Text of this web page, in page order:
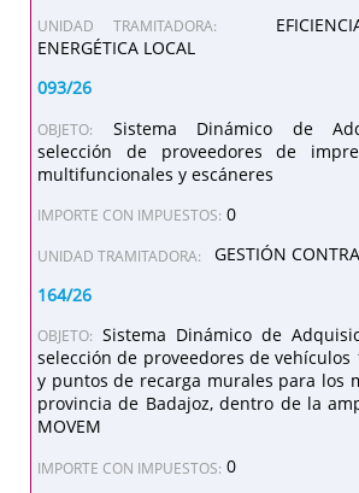
UNIDAD TRAMITADORA:
ENERGÉTICA LOCAL
093/26
OBJETO:
Sistema Dinámico de
selección de proveedores de
multifuncionales y escáneres
IMPORTE CON IMPUESTOS: 0
UNIDAD TRAMITADORA:
GESTIÓN
164/26
OBJETO:
Sistema Dinámico de
selección de proveedores de vehículos
y puntos de recarga murales para los
provincia de Badajoz, dentro de la
MOVEM
IMPORTE CON IMPUESTOS: 0